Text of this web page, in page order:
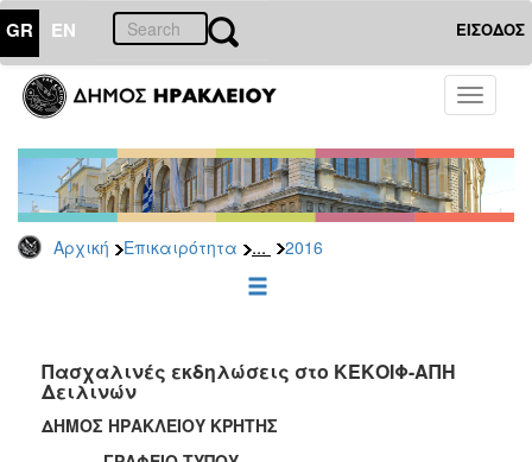
GR EN ΕΙΣΟΔΟΣ
Toggle
Αρχική Επικαιρότητα ... 2016
ΕΠΙΚΑΙΡΟΤΗΤΑ
Τύπου
Αρχείο
2026
2025
2022
2021
2020
Πασχαλινές εκδηλώσεις στο ΚΕΚΟΙΦ-ΑΠΗ
Δειλινών
ΔΗΜΟΣ ΗΡΑΚΛΕΙΟΥ ΚΡΗΤΗΣ